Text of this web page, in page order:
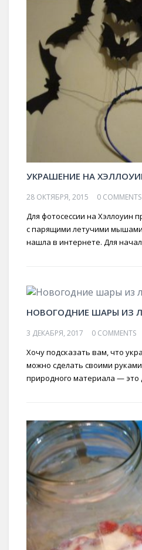
УКРАШЕНИЕ НА
28 ОКТЯБРЯ, 2015 0 COMMENTS
Для фотосессии на Хэллоуин
с парящими летучими
нашла в интернете. Для
НОВОГОДНИЕ ШАРЫ ИЗ
3 ДЕКАБРЯ, 2017 0 COMMENTS
Хочу подсказать вам, что
можно сделать своими
природного материала — это